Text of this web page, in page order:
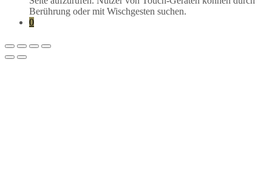
Berührung oder mit Wischgesten suchen.
0